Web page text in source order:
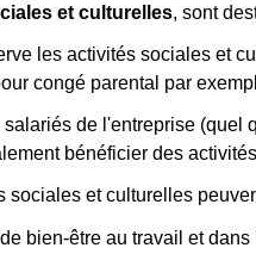
et culturelles, sont
les activités sociales et
congé parental par
de l'entreprise (quel
bénéficier des
sociales et culturelles
bien-être au travail et